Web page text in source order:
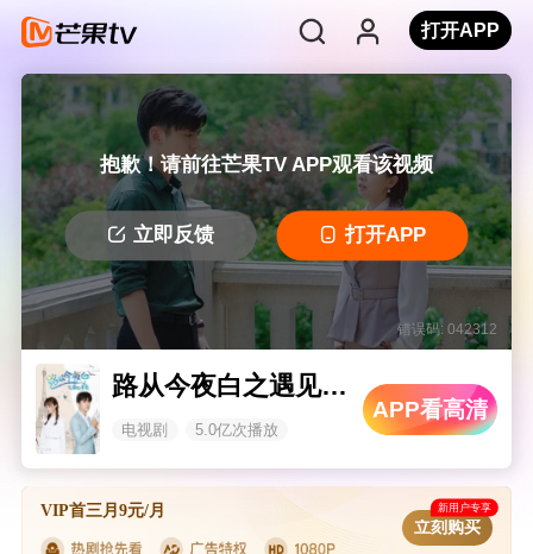
打开APP
抱歉！请前往芒果TV APP观看该视频
立即反馈 打开APP
错误码: 042312
路从今夜白之遇见青春
电视剧 5.0亿次播放
APP看高清
VIP首三月9元/月 新用户专享
立刻购买